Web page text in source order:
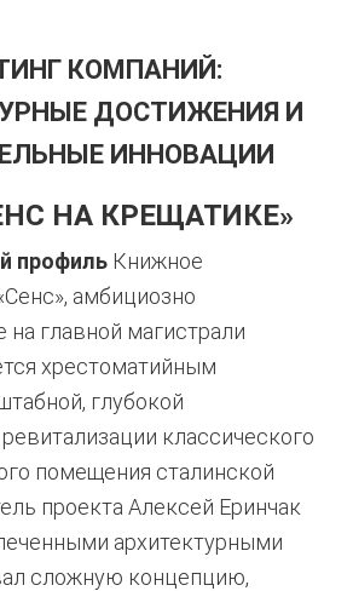
КОМПАНИЙ:
ДОСТИЖЕНИЯ И
ИННОВАЦИИ
НА КРЕЩАТИКЕ»
профиль Книжное
амбициозно
на главной магистрали
хрестоматийным
глубокой
классического
помещения сталинской
проекта Алексей Еринчак
архитектурными
сложную концепцию,